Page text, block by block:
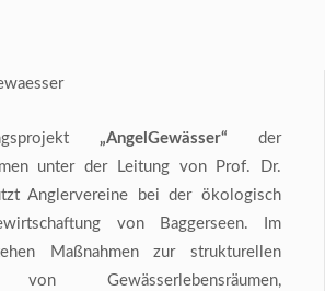
„AngelGewässer“ der
unter der Leitung von Prof. Dr.
Anglervereine bei der ökologisch
von Baggerseen. Im
Maßnahmen zur strukturellen
von Gewässerlebensräumen,